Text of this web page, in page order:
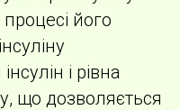
його
і рівна
що дозволяється